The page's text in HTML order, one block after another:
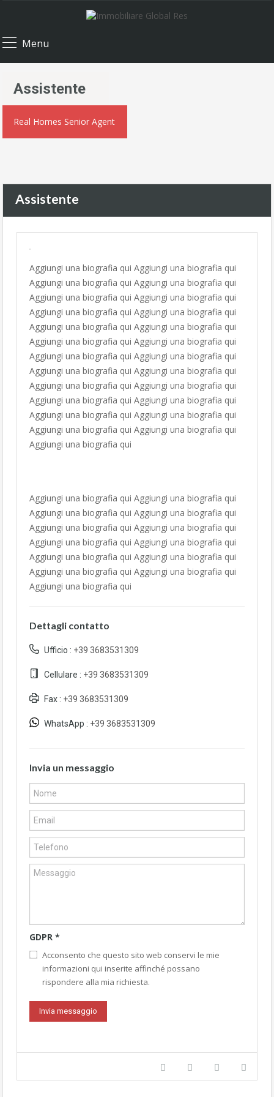
Menu
Assistente
Real Homes Senior Agent
Assistente
Aggiungi una biografia qui Aggiungi una biografia qui
Aggiungi una biografia qui Aggiungi una biografia qui
Aggiungi una biografia qui Aggiungi una biografia qui
Aggiungi una biografia qui Aggiungi una biografia qui
Aggiungi una biografia qui Aggiungi una biografia qui
Aggiungi una biografia qui Aggiungi una biografia qui
Aggiungi una biografia qui Aggiungi una biografia qui
Aggiungi una biografia qui Aggiungi una biografia qui
Aggiungi una biografia qui Aggiungi una biografia qui
Aggiungi una biografia qui Aggiungi una biografia qui
Aggiungi una biografia qui Aggiungi una biografia qui
Aggiungi una biografia qui Aggiungi una biografia qui
Aggiungi una biografia qui
Aggiungi una biografia qui Aggiungi una biografia qui
Aggiungi una biografia qui Aggiungi una biografia qui
Aggiungi una biografia qui Aggiungi una biografia qui
Aggiungi una biografia qui Aggiungi una biografia qui
Aggiungi una biografia qui Aggiungi una biografia qui
Aggiungi una biografia qui Aggiungi una biografia qui
Aggiungi una biografia qui
Dettagli contatto
Ufficio : +39 3683531309
Cellulare : +39 3683531309
Fax : +39 3683531309
WhatsApp : +39 3683531309
Invia un messaggio
GDPR *
Acconsento che questo sito web conservi le mie
informazioni qui inserite affinché possano
rispondere alla mia richiesta.